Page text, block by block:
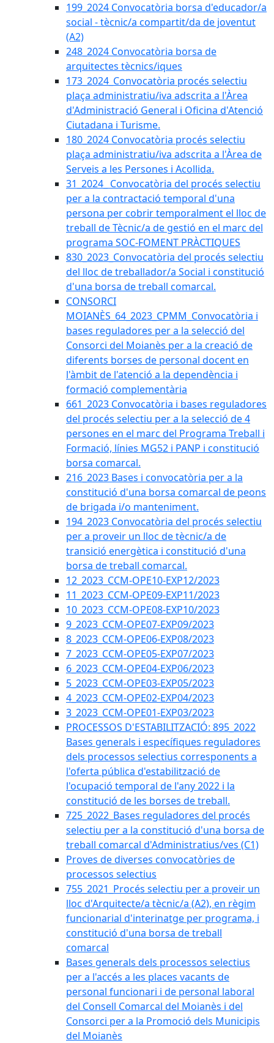
199_2024 Convocatòria borsa d'educador/a
social - tècnic/a compartit/da de joventut
(A2)
248_2024 Convocatòria borsa de
arquitectes tècnics/iques
173_2024_Convocatòria procés selectiu
plaça administratiu/iva adscrita a l'Àrea
d'Administració General i Oficina d'Atenció
Ciutadana i Turisme.
180_2024 Convocatòria procés selectiu
plaça administratiu/iva adscrita a l'Àrea de
Serveis a les Persones i Acollida.
31_2024_ Convocatòria del procés selectiu
per a la contractació temporal d'una
persona per cobrir temporalment el lloc de
treball de Tècnic/a de gestió en el marc del
programa SOC-FOMENT PRÀCTIQUES
830_2023_Convocatòria del procés selectiu
del lloc de treballador/a Social i constitució
d'una borsa de treball comarcal.
CONSORCI
MOIANÈS_64_2023_CPMM_Convocatòria i
bases reguladores per a la selecció del
Consorci del Moianès per a la creació de
diferents borses de personal docent en
l'àmbit de l'atenció a la dependència i
formació complementària
661_2023 Convocatòria i bases reguladores
del procés selectiu per a la selecció de 4
persones en el marc del Programa Treball i
Formació, línies MG52 i PANP i constitució
borsa comarcal.
216_2023 Bases i convocatòria per a la
constitució d'una borsa comarcal de peons
de brigada i/o manteniment.
194_2023 Convocatòria del procés selectiu
per a proveir un lloc de tècnic/a de
transició energètica i constitució d'una
borsa de treball comarcal.
12_2023_CCM-OPE10-EXP12/2023
11_2023_CCM-OPE09-EXP11/2023
10_2023_CCM-OPE08-EXP10/2023
9_2023_CCM-OPE07-EXP09/2023
8_2023_CCM-OPE06-EXP08/2023
7_2023_CCM-OPE05-EXP07/2023
6_2023_CCM-OPE04-EXP06/2023
5_2023_CCM-OPE03-EXP05/2023
4_2023_CCM-OPE02-EXP04/2023
3_2023_CCM-OPE01-EXP03/2023
PROCESSOS D'ESTABILITZACIÓ: 895_2022
Bases generals i específiques reguladores
dels processos selectius corresponents a
l'oferta pública d'estabilització de
l'ocupació temporal de l'any 2022 i la
constitució de les borses de treball.
725_2022_Bases reguladores del procés
selectiu per a la constitució d'una borsa de
treball comarcal d'Administratius/ves (C1)
Proves de diverses convocatòries de
processos selectius
755_2021_Procés selectiu per a proveir un
lloc d'Arquitecte/a tècnic/a (A2), en règim
funcionarial d'interinatge per programa, i
constitució d'una borsa de treball
comarcal
Bases generals dels processos selectius
per a l'accés a les places vacants de
personal funcionari i de personal laboral
del Consell Comarcal del Moianès i del
Consorci per a la Promoció dels Municipis
del Moianès